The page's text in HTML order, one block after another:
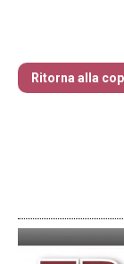
Ritorna alla